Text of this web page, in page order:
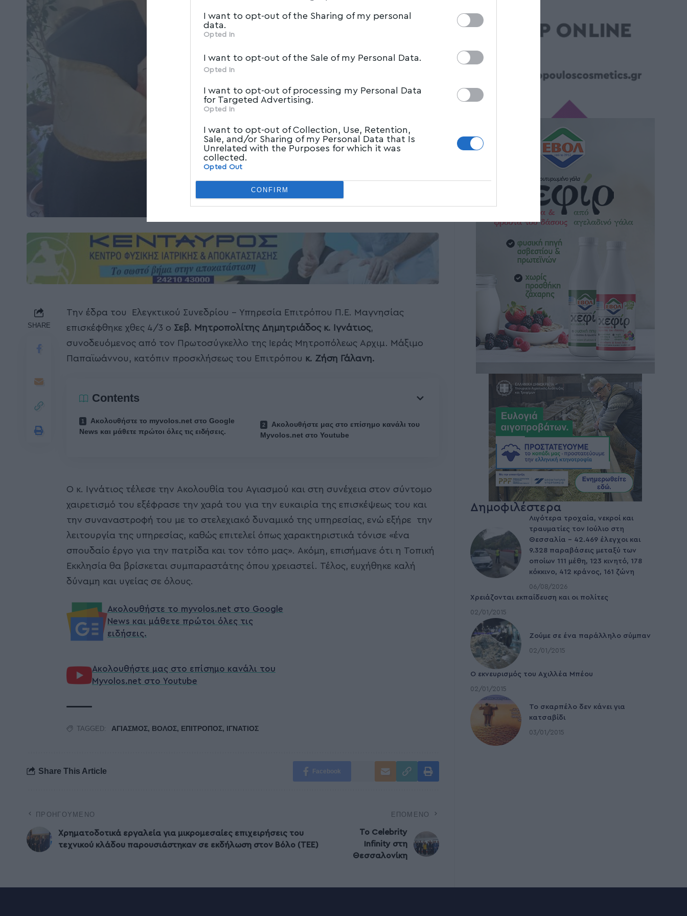
I want to opt-out of the Sharing of my personal
data.
Opted In
I want to opt-out of the Sale of my Personal Data.
Opted In
I want to opt-out of processing my Personal Data
for Targeted Advertising.
Opted In
I want to opt-out of Collection, Use, Retention,
Sale, and/or Sharing of my Personal Data that Is
Unrelated with the Purposes for which it was
collected.
Opted Out
CONFIRM
SHARE
Την έδρα του Ελεγκτικού Συνεδρίου – Υπηρεσία Επιτρόπου Π.Ε. Μαγνησίας
επισκέφθηκε χθες 4/3 ο Σεβ. Μητροπολίτης Δημητριάδος κ. Ιγνάτιος,
συνοδευόμενος από τον Πρωτοσύγκελλο της Ιεράς Μητροπόλεως Αρχιμ. Μάξιμο
Παπαϊωάννου, κατόπιν προσκλήσεως του Επιτρόπου κ. Ζήση Γάλανη.
Contents
Ακολουθήστε το myvolos.net στο Google
News και μάθετε πρώτοι όλες τις ειδήσεις.
Ακολουθήστε μας στο επίσημο κανάλι του
Myvolos.net στο Youtube
Ο κ. Ιγνάτιος τέλεσε την Ακολουθία του Αγιασμού και στη συνέχεια στον σύντομο
χαιρετισμό του εξέφρασε την χαρά του για την ευκαιρία της επισκέψεως του και
την συναναστροφή του με το στελεχιακό δυναμικό της υπηρεσίας, ενώ εξήρε την
λειτουργία της υπηρεσίας, καθώς επιτελεί όπως χαρακτηριστικά τόνισε «ένα
σπουδαίο έργο για την πατρίδα και τον τόπο μας». Ακόμη, επισήμανε ότι η Τοπική
Εκκλησία θα βρίσκεται συμπαραστάτης όπου χρειαστεί. Τέλος, ευχήθηκε καλή
δύναμη και υγείας σε όλους.
Ακολουθήστε το myvolos.net στο Google
News και μάθετε πρώτοι όλες τις
ειδήσεις.
Ακολουθήστε μας στο επίσημο κανάλι του
Myvolos.net στο Youtube
TAGGED: ΑΓΙΑΣΜΟΣ, ΒΟΛΟΣ, ΕΠΙΤΡΟΠΟΣ, ΙΓΝΑΤΙΟΣ
Share This Article Facebook
ΠΡΟΗΓΟΎΜΕΝΟ
Χρηματοδοτικά εργαλεία για μικρομεσαίες επιχειρήσεις του
τεχνικού κλάδου παρουσιάστηκαν σε εκδήλωση στον Βόλο (ΤΕΕ)
ΕΠΌΜΕΝΟ
Το Celebrity
Infinity στη
Θεσσαλονίκη
Δημοφιλέστερα
Λιγότερα τροχαία, νεκροί και
τραυματίες τον Ιούλιο στη
Θεσσαλία – 42.469 έλεγχοι και
9.328 παραβάσεις μεταξύ των
οποίων 111 μέθη, 123 κινητό, 178
κόκκινο, 412 κράνος, 161 ζώνη
06/08/2026
Χρειάζονται εκπαίδευση και οι πολίτες
02/01/2015
Ζούμε σε ένα παράλληλο σύμπαν
02/01/2015
Ο εκνευρισμός του Αχιλλέα Μπέου
02/01/2015
To σκαρπέλο δεν κάνει για
κατσαβίδι
03/01/2015